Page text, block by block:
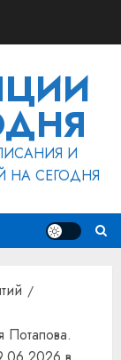
И
НА СЕГОДНЯ